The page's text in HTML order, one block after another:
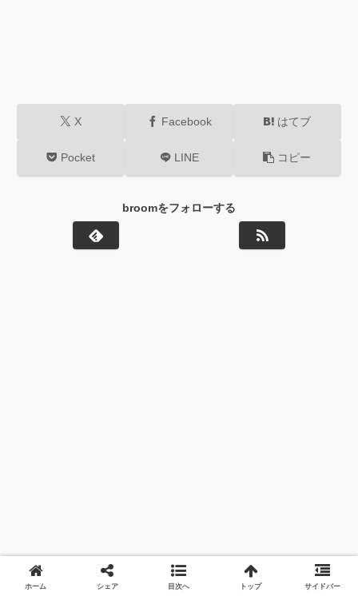
X Facebook はてブ
Pocket LINE コピー
broomをフォローする
ホーム シェア 目次へ トップ サイドバー